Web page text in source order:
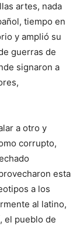
artes, nada
tiempo en
y amplió su
guerras de
signaron a
a otro y
corrupto,
esta
a los
al latino,
el pueblo de